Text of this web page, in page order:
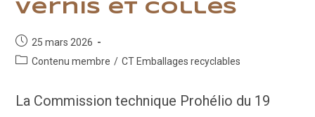
vernis et colles
Publication
publiée :
25 mars 2026
PostContenu membre / CT Emballages recyclables
La Commission technique Prohélio du 19